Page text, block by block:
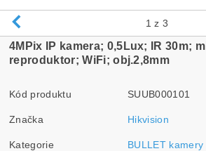
1 z 3
4MPix IP kamera; 0,5Lux; IR 30m;
reproduktor; WiFi; obj.2,8mm
Kód produktu SUUB000101
Značka Hikvision
Kategorie BULLET kamery